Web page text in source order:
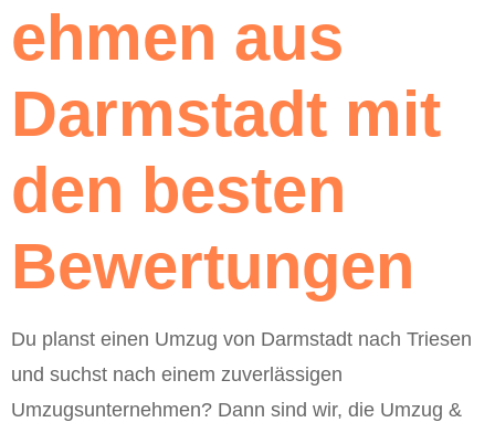
ehmen aus
Darmstadt mit
den besten
Bewertungen
Du planst einen Umzug von Darmstadt nach Triesen
und suchst nach einem zuverlässigen
Umzugsunternehmen? Dann sind wir, die Umzug &